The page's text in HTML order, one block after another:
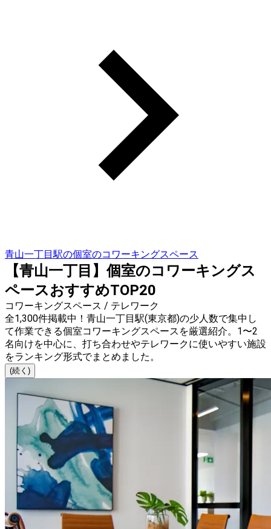
青山一丁目駅の個室のコワーキングスペース
【青山一丁目】個室のコワーキングス
ペースおすすめTOP20
コワーキングスペース / テレワーク
全1,300件掲載中！青山一丁目駅(東京都)の少人数で集中し
て作業できる個室コワーキングスペースを厳選紹介。1〜2
名向けを中心に、打ち合わせやテレワークに使いやすい施設
をランキング形式でまとめました。
(続く)